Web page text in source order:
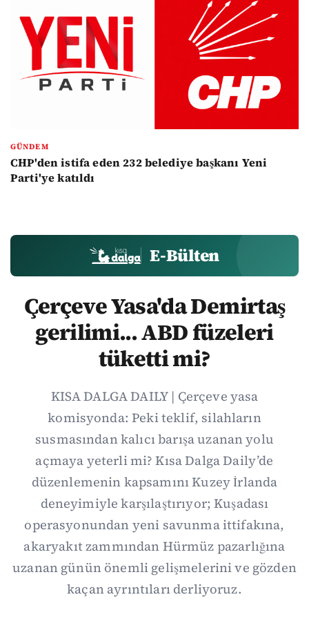
GÜNDEM
CHP'den istifa eden 232 belediye başkanı Yeni
Parti'ye katıldı
E-Bülten
Çerçeve Yasa'da Demirtaş
gerilimi... ABD füzeleri
tüketti mi?
KISA DALGA DAILY | Çerçeve yasa
komisyonda: Peki teklif, silahların
susmasından kalıcı barışa uzanan yolu
açmaya yeterli mi? Kısa Dalga Daily’de
düzenlemenin kapsamını Kuzey İrlanda
deneyimiyle karşılaştırıyor; Kuşadası
operasyonundan yeni savunma ittifakına,
akaryakıt zammından Hürmüz pazarlığına
uzanan günün önemli gelişmelerini ve gözden
kaçan ayrıntıları derliyoruz.